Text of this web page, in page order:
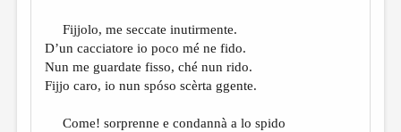
ОБЪЯВЛЕНИЯ
КОЛОНКА РЕДАКТОРА
РЕДКОЛЛЕГИЯ
ОТ РЕДАКЦИИ
Fijjolo, me seccate inutirmente.
D’un cacciatore io poco mé ne fido.
Nun me guardate fisso, ché nun rido.
Fijjo caro, io nun spóso scèrta ggente.
Come! sorprenne e condannà a lo spido